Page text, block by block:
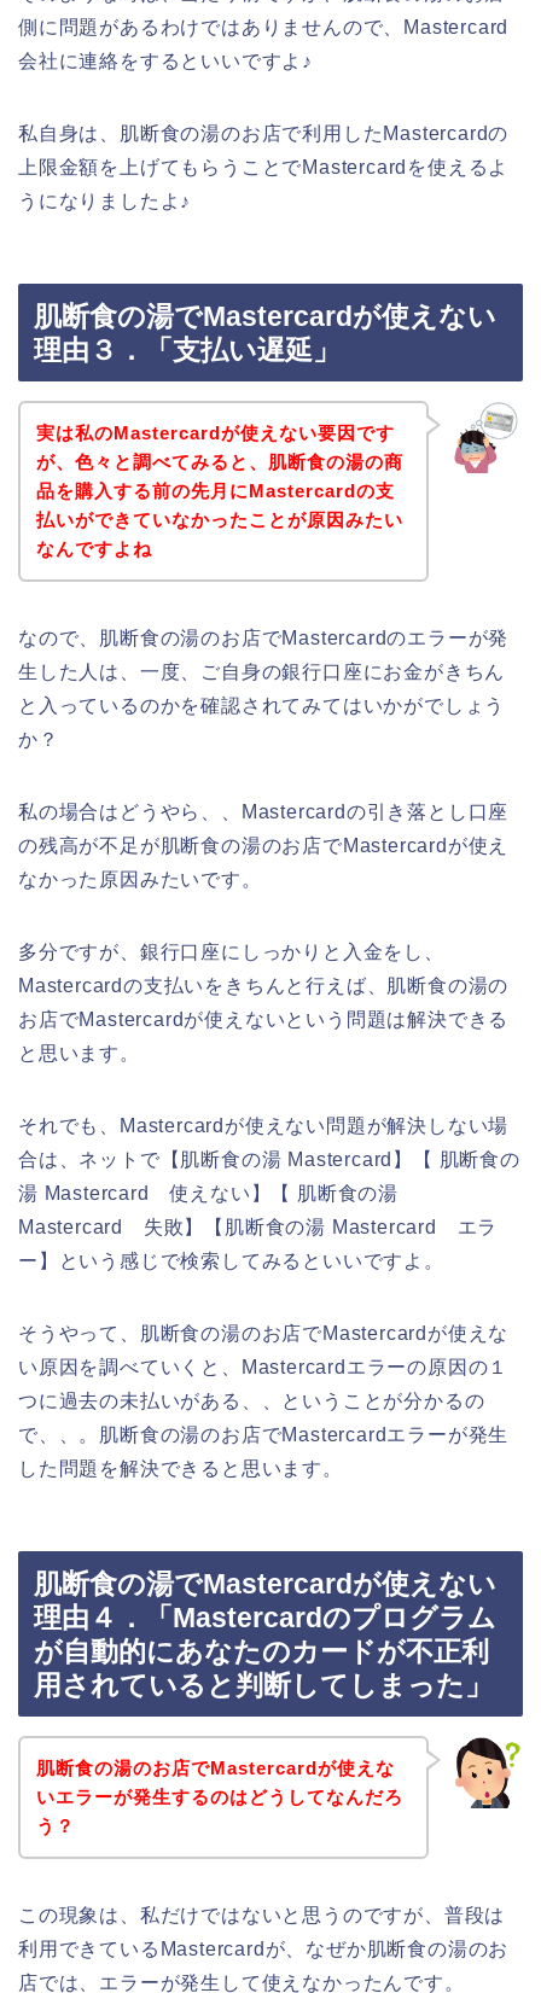
側に問題があるわけではありませんので、Mastercard
会社に連絡をするといいですよ♪
私自身は、肌断食の湯のお店で利用したMastercardの
上限金額を上げてもらうことでMastercardを使えるよ
うになりましたよ♪
肌断食の湯でMastercardが使えない
理由３．「支払い遅延」
実は私のMastercardが使えない要因です
が、色々と調べてみると、肌断食の湯の商
品を購入する前の先月にMastercardの支
払いができていなかったことが原因みたい
なんですよね
なので、肌断食の湯のお店でMastercardのエラーが発
生した人は、一度、ご自身の銀行口座にお金がきちん
と入っているのかを確認されてみてはいかがでしょう
か？
私の場合はどうやら、、Mastercardの引き落とし口座
の残高が不足が肌断食の湯のお店でMastercardが使え
なかった原因みたいです。
多分ですが、銀行口座にしっかりと入金をし、
Mastercardの支払いをきちんと行えば、肌断食の湯の
お店でMastercardが使えないという問題は解決できる
と思います。
それでも、Mastercardが使えない問題が解決しない場
合は、ネットで【肌断食の湯 Mastercard】【 肌断食の
湯 Mastercard 使えない】【 肌断食の湯
Mastercard 失敗】【肌断食の湯 Mastercard エラ
ー】という感じで検索してみるといいですよ。
そうやって、肌断食の湯のお店でMastercardが使えな
い原因を調べていくと、Mastercardエラーの原因の１
つに過去の未払いがある、、ということが分かるの
で、、。肌断食の湯のお店でMastercardエラーが発生
した問題を解決できると思います。
肌断食の湯でMastercardが使えない
理由４．「Mastercardのプログラム
が自動的にあなたのカードが不正利
用されていると判断してしまった」
肌断食の湯のお店でMastercardが使えな
いエラーが発生するのはどうしてなんだろ
う？
この現象は、私だけではないと思うのですが、普段は
利用できているMastercardが、なぜか肌断食の湯のお
店では、エラーが発生して使えなかったんです。